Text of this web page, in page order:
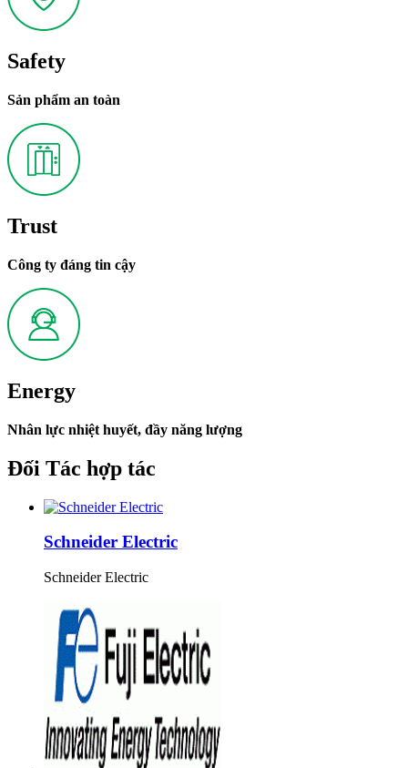
Safety
Sản phẩm an toàn
Trust
Công ty đáng tin cậy
Energy
Nhân lực nhiệt huyết, đầy năng lượng
Đối Tác hợp tác
Schneider Electric
Schneider Electric